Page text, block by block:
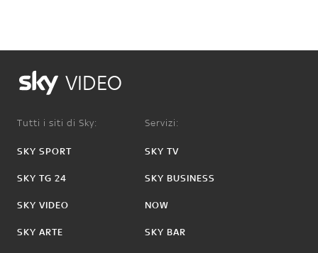
VIDEO
Tutti i siti di Sky:
SKY SPORT
SKY TG 24
SKY VIDEO
SKY ARTE
Servizi:
SKY TV
SKY BUSINESS
NOW
SKY BAR